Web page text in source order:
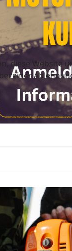
diese Website
einer